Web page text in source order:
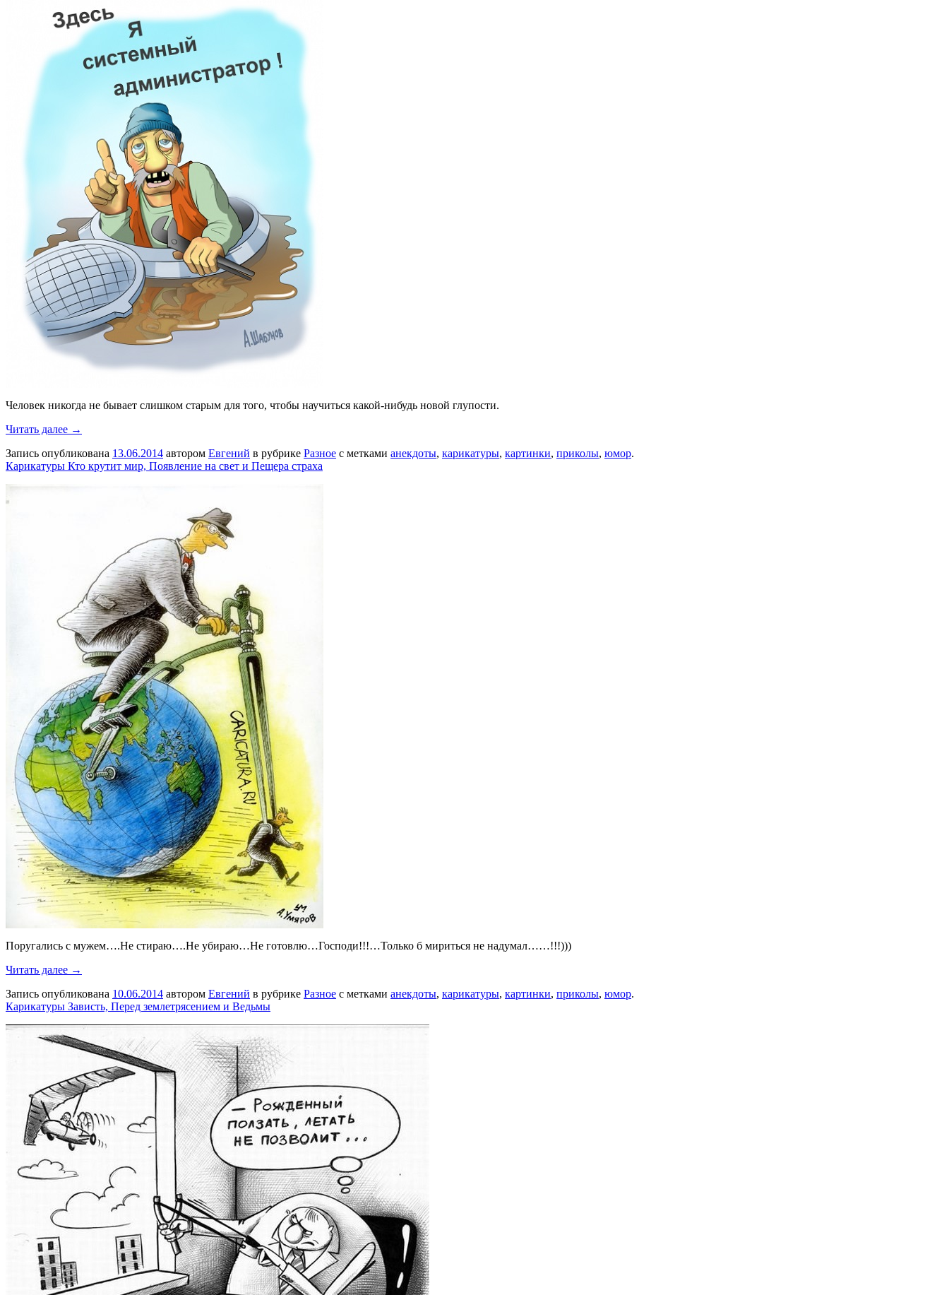
Человек никогда не бывает слишком старым для того, чтобы научиться какой-нибудь новой глупости.
Читать далее →
Запись опубликована 13.06.2014 автором Евгений в рубрике Разное с метками анекдоты, карикатуры, картинки, приколы, юмор.
Карикатуры Кто крутит мир, Появление на свет и Пещера страха
Поругались с мужем….Не стираю….Не убираю…Не готовлю…Господи!!!…Только б мириться не надумал……!!!)))
Читать далее →
Запись опубликована 10.06.2014 автором Евгений в рубрике Разное с метками анекдоты, карикатуры, картинки, приколы, юмор.
Карикатуры Зависть, Перед землетрясением и Ведьмы